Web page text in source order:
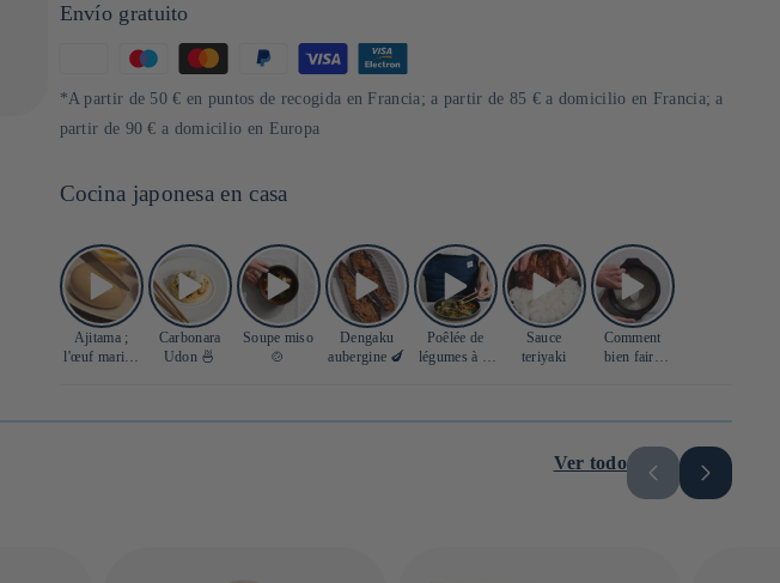
Envío gratuito
de
*A partir de 50 € en puntos de recogida en Francia; a partir de 85 € a domicilio en Francia; a
partir de 90 € a domicilio en Europa
Cocina japonesa en casa
Ajitama ;
l'œuf mariné
Carbonara
Udon 🍜
Soupe miso
🍲
Dengaku
aubergine 🍆
Poêlée de
légumes à la
Sauce
teriyaki
Comment
bien faire
Ver todo